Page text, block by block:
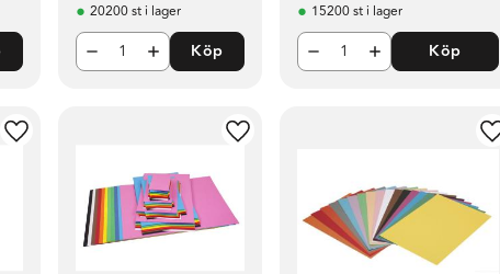
20200 st i lager
Köp
15200 st i lager
Köp
Lägg till i favoriter Lägg till i favoriter